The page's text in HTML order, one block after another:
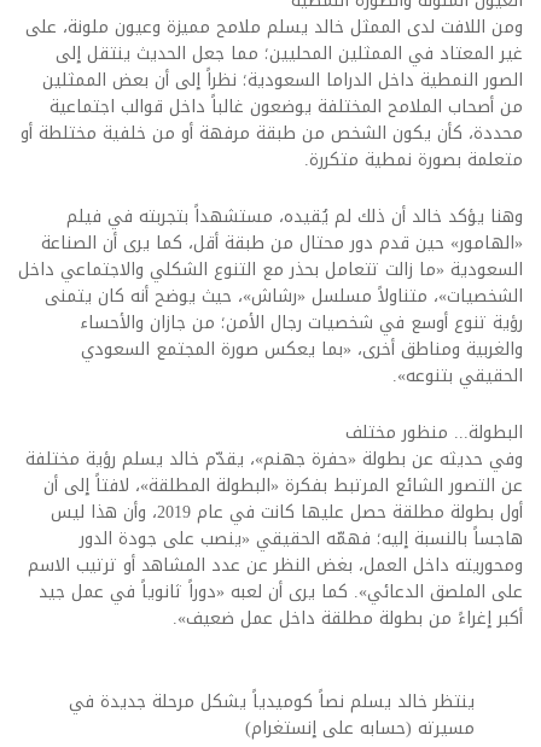
ومن اللافت لدى الممثل خالد يسلم ملامح مميزة وعيون ملونة، على
غير المعتاد في الممثلين المحليين؛ مما جعل الحديث ينتقل إلى
الصور النمطية داخل الدراما السعودية؛ نظراً إلى أن بعض الممثلين
من أصحاب الملامح المختلفة يوضعون غالباً داخل قوالب اجتماعية
محددة، كأن يكون الشخص من طبقة مرفهة أو من خلفية مختلطة أو
متعلمة بصورة نمطية متكررة.
وهنا يؤكد خالد أن ذلك لم يُقيده، مستشهداً بتجربته في فيلم
«الهامور» حين قدم دور محتال من طبقة أقل، كما يرى أن الصناعة
السعودية «ما زالت تتعامل بحذر مع التنوع الشكلي والاجتماعي داخل
الشخصيات»، متناولاً مسلسل «رشاش»، حيث يوضح أنه كان يتمنى
رؤية تنوع أوسع في شخصيات رجال الأمن؛ من جازان والأحساء
والغربية ومناطق أخرى، «بما يعكس صورة المجتمع السعودي
الحقيقي بتنوعه».
البطولة... منظور مختلف
وفي حديثه عن بطولة «حفرة جهنم»، يقدّم خالد يسلم رؤية مختلفة
عن التصور الشائع المرتبط بفكرة «البطولة المطلقة»، لافتاً إلى أن
أول بطولة مطلقة حصل عليها كانت في عام 2019، وأن هذا ليس
هاجساً بالنسبة إليه؛ فهمّه الحقيقي «ينصب على جودة الدور
ومحوريته داخل العمل، بغض النظر عن عدد المشاهد أو ترتيب الاسم
على الملصق الدعائي». كما يرى أن لعبه «دوراً ثانوياً في عمل جيد
أكبر إغراءً من بطولة مطلقة داخل عمل ضعيف».
ينتظر خالد يسلم نصاً كوميدياً يشكل مرحلة جديدة في
مسيرته (حسابه على إنستغرام)